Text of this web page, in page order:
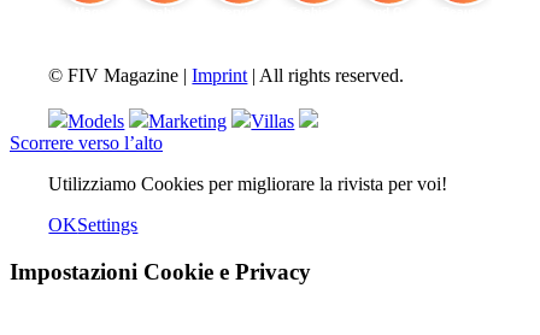
© FIV Magazine |Imprint | All rights reserved.
Models Marketing
Villas
Scorrere verso l’alto
Utilizziamo Cookies per migliorare la rivista per voi!
OKSettings
Impostazioni Cookie e Privacy